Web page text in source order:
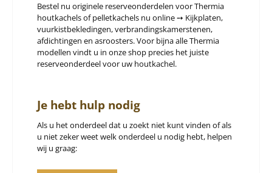
Bestel nu originele reserveonderdelen voor Thermia
houtkachels of pelletkachels nu online ➙ Kijkplaten,
vuurkistbekledingen, verbrandingskamerstenen,
afdichtingen en asroosters. Voor bijna alle Thermia
modellen vindt u in onze shop precies het juiste
reserveonderdeel voor uw houtkachel.
Je hebt hulp nodig
Als u het onderdeel dat u zoekt niet kunt vinden of als
u niet zeker weet welk onderdeel u nodig hebt, helpen
wij u graag: